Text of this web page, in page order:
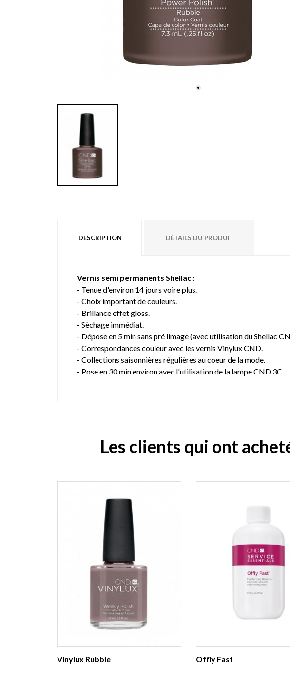
DESCRIPTION DÉTAILS DU PRODUIT
Vernis semi permanents Shellac :
- Tenue d'environ 14 jours voire plus.
- Choix important de couleurs.
- Brillance effet gloss.
- Sèchage immédiat.
- Dépose en 5 min sans pré limage (avec utilisation du Shellac
- Correspondances couleur avec les vernis Vinylux CND.
- Collections saisonnières régulières au coeur de la mode.
- Pose en 30 min environ avec l'utilisation de la lampe CND 3C.
Les clients qui ont
Vinylux Rubble Offly Fast